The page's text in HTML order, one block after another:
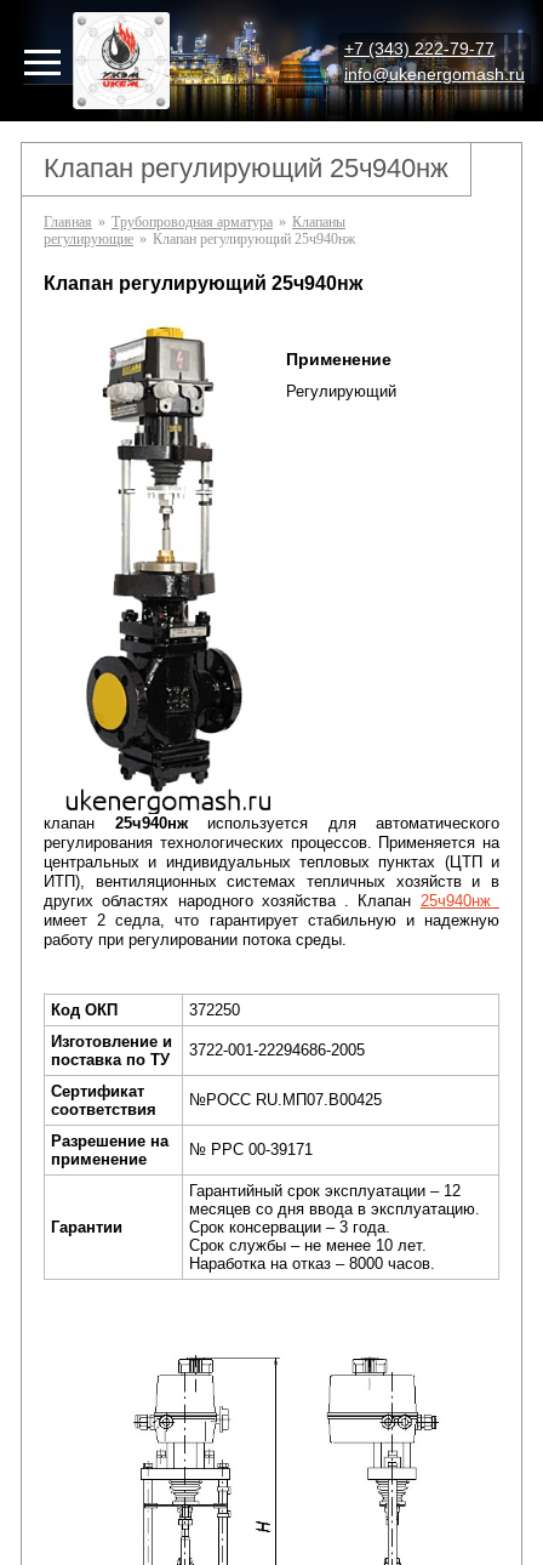
+7 (343) 222-79-77
info@ukenergomash.ru
Клапан регулирующий 25ч940нж
Главная » Трубопроводная арматура » Клапаны
регулирующие » Клапан регулирующий 25ч940нж
Клапан регулирующий 25ч940нж
Применение
Регулирующий
клапан 25ч940нж используется для автоматического
регулирования технологических процессов. Применяется на
центральных и индивидуальных тепловых пунктах (ЦТП и
ИТП), вентиляционных системах тепличных хозяйств и в
других областях народного хозяйства . Клапан 25ч940нж
имеет 2 седла, что гарантирует стабильную и надежную
работу при регулировании потока среды.
Код ОКП
372250
Изготовление и
поставка по ТУ
3722-001-22294686-2005
Сертификат
соответствия
№РОСС RU.МП07.В00425
Разрешение на
применение
№ РРС 00-39171
Гарантии
Гарантийный срок эксплуатации – 12
месяцев со дня ввода в эксплуатацию.
Срок консервации – 3 года.
Срок службы – не менее 10 лет.
Наработка на отказ – 8000 часов.